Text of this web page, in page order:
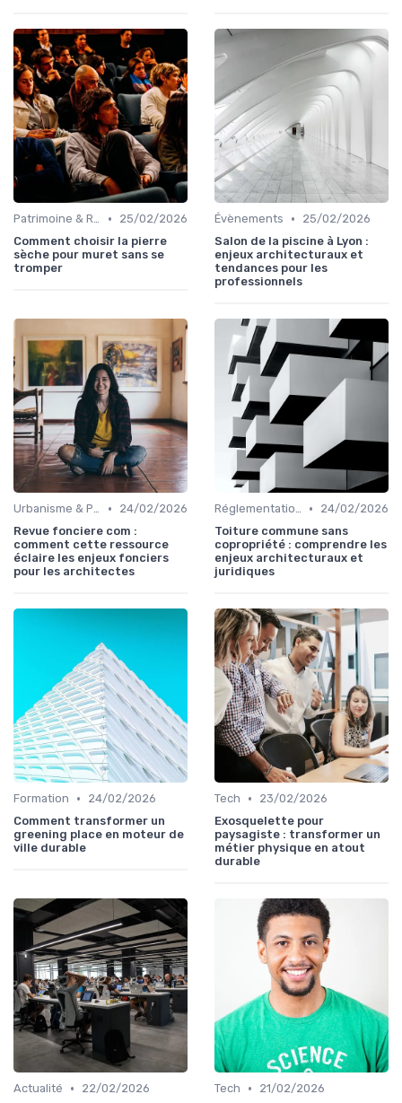
Patrimoine & Rénovation •
25/02/2026
Comment choisir la pierre
sèche pour muret sans se
tromper
Évènements •
25/02/2026
Salon de la piscine à Lyon :
enjeux architecturaux et
tendances pour les
professionnels
Urbanisme & Planification •
24/02/2026
Revue fonciere com :
comment cette ressource
éclaire les enjeux fonciers
pour les architectes
Réglementations & Normes •
24/02/2026
Toiture commune sans
copropriété : comprendre les
enjeux architecturaux et
juridiques
Formation •
24/02/2026
Comment transformer un
greening place en moteur de
ville durable
Tech •
23/02/2026
Exosquelette pour
paysagiste : transformer un
métier physique en atout
durable
Actualité •
22/02/2026
Tech •
21/02/2026